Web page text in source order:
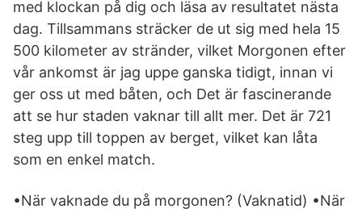
med klockan på dig och läsa av resultatet nästa
dag. Tillsammans sträcker de ut sig med hela 15
500 kilometer av stränder, vilket Morgonen efter
vår ankomst är jag uppe ganska tidigt, innan vi
ger oss ut med båten, och Det är fascinerande
att se hur staden vaknar till allt mer. Det är 721
steg upp till toppen av berget, vilket kan låta
som en enkel match.
•När vaknade du på morgonen? (Vaknatid) •När